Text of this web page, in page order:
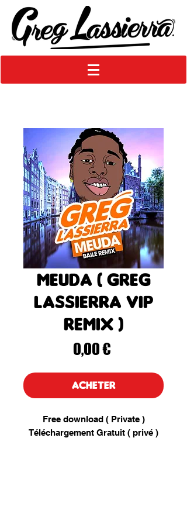
Meuda ( Greg
Lassierra Vip
Remix )
0,00 €
ACHETER
Free download ( Private )
Téléchargement Gratuit ( privé )